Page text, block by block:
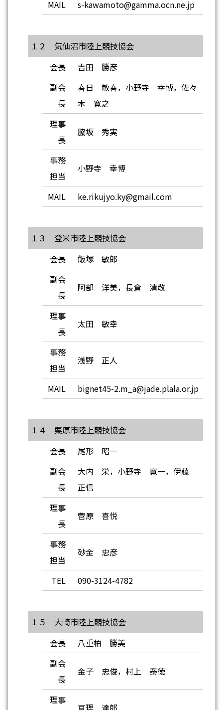
MAIL s-kawamoto@gamma.ocn.ne.jp
１２ 気仙沼市陸上競技協会
会長
吉田 勝彦
副会
長
春日 敏春，小野寺 幸博，佐々
木 寛之
理事
長
脇坂 秀実
事務
担当
小野寺 幸博
MAIL ke.rikujyo.ky@gmail.com
１３ 登米市陸上競技協会
会長
飯塚 敏郎
副会
長
阿部 洋美，長倉 清敬
理事
長
太田 敏幸
事務
担当
浅野 正人
MAIL bignet45-2.m_a@jade.plala.or.jp
１４ 栗原市陸上競技協会
会長
尾形 昭一
副会
長
大内 栄，小野寺 寛一，伊藤
正信
理事
長
菅原 喜悦
事務
担当
砂金 忠彦
TEL 090-3124-4782
１５ 大崎市陸上競技協会
会長
八重柏 勝美
副会
長
金子 忠俊，村上 泰徳
理事
亘理 達郎